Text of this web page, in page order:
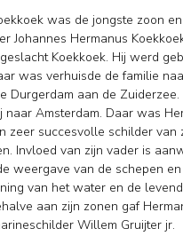
was de jongste zoon
Johannes Hermanus
Koekkoek. Hij werd
was verhuisde de familie
Durgerdam aan de
naar Amsterdam. Daar was
zeer succesvolle schilder van
Invloed van zijn vader is
weergave van de schepen
van het water en de
aan zijn zonen gaf
Willem Gruijter jr.